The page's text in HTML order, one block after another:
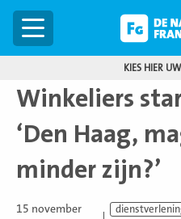
Menu
KIES HIER
Winkeliers
‘Den Haag,
minder zijn?’
15 november